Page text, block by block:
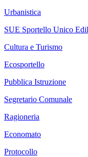
Urbanistica
SUE Sportello Unico
Cultura e Turismo
Ecosportello
Pubblica Istruzione
Segretario Comunale
Ragioneria
Economato
Protocollo